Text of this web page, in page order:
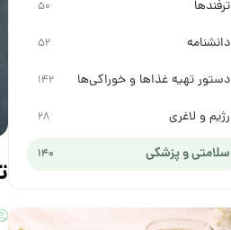
ترفندها 50
دانشنامه 52
دستور تهیه غذاها و خوراکی‌ها 142
رژیم و لاغری 28
سلامتی و پزشکی 140